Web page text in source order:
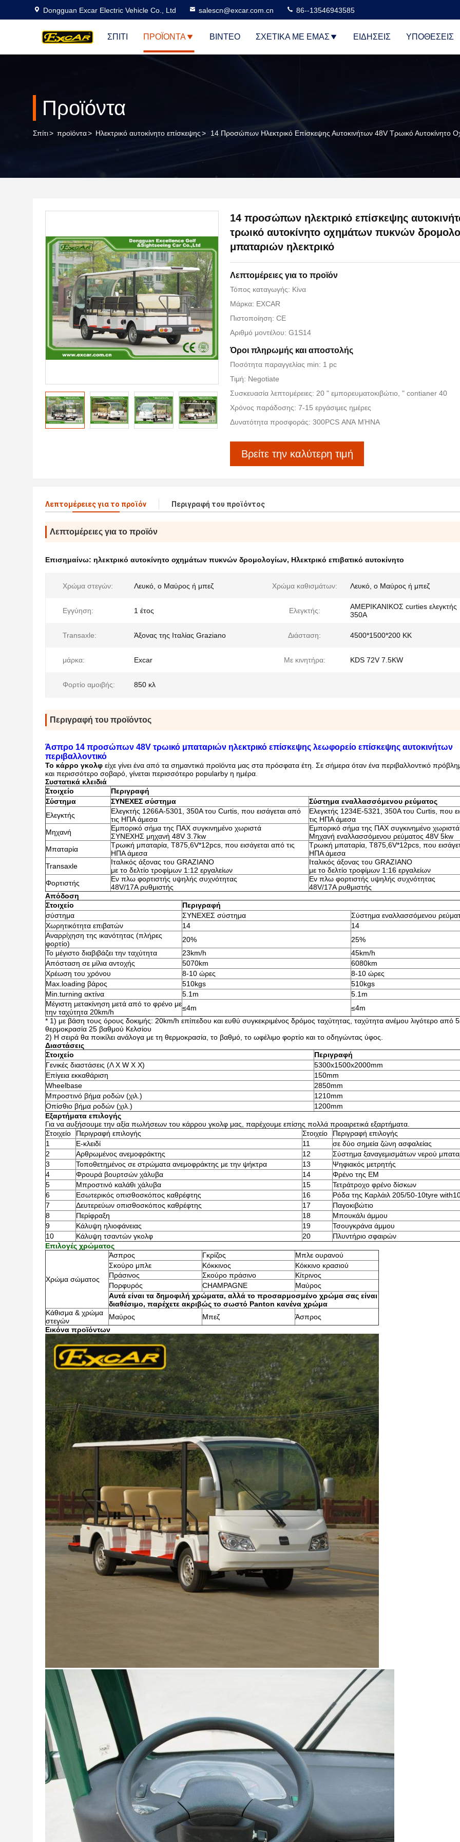
Dongguan Excar Electric Vehicle Co., Ltd salescn@excar.com.cn 86--13546943585
ΣΠΊΤΙ ΠΡΟΪΌΝΤΑ ΒΊΝΤΕΟ ΣΧΕΤΙΚΆ ΜΕ ΕΜΆΣ ΕΙΔΉΣΕΙΣ ΥΠΟΘΈΣΕΙΣ
Προϊόντα
Σπίτι> προϊόντα> Ηλεκτρικό αυτοκίνητο επίσκεψης> 14 Προσώπων Ηλεκτρικό Επίσκεψης Αυτοκινήτων 48V Τρωικό Αυτοκίνητο
14 προσώπων ηλεκτρικό επίσκεψης
τρωικό αυτοκίνητο οχημάτων πυκνών
μπαταριών ηλεκτρικό
Λεπτομέρειες για το προϊόν
Τόπος καταγωγής: Κίνα
Μάρκα: EXCAR
Πιστοποίηση: CE
Αριθμό μοντέλου: G1S14
Όροι πληρωμής και αποστολής
Ποσότητα παραγγελίας min: 1 pc
Τιμή: Negotiate
Συσκευασία λεπτομέρειες: 20 " εμπορευματοκιβώτιο, " contianer 40
Χρόνος παράδοσης: 7-15 εργάσιμες ημέρες
Δυνατότητα προσφοράς: 300PCS ΑΝΆ ΜΉΝΑ
Βρείτε την καλύτερη τιμή
Λεπτομέρειες για το προϊόν Περιγραφή του προϊόντος
Λεπτομέρειες για το προϊόν
Επισημαίνω: ηλεκτρικό αυτοκίνητο οχημάτων πυκνών δρομολογίων, Ηλεκτρικό επιβατικό αυτοκίνητο
Χρώμα στεγών: Λευκό, ο Μαύρος ή μπεζ Χρώμα καθισμάτων: Λευκό, ο Μαύρος ή μπεζ
Εγγύηση: 1 έτος Ελεγκτής:
ΑΜΕΡΙΚΑΝΙΚΟΣ curties ελεγκτής
350A
Transaxle: Άξονας της Ιταλίας Graziano Διάσταση: 4500*1500*200 ΚΚ
μάρκα: Excar Με κινητήρα: KDS 72V 7.5KW
Φορτίο αμοιβής: 850 κλ
Περιγραφή του προϊόντος
Άσπρο 14 προσώπων 48V τρωικό μπαταριών ηλεκτρικό επίσκεψης λεωφορείο επίσκεψης αυτοκινήτων
περιβαλλοντικό
Το κάρρο γκολφ είχε γίνει ένα από τα σημαντικά προϊόντα μας στα πρόσφατα έτη. Σε σήμερα όταν ένα περιβαλλοντικό
και περισσότερο σοβαρό, γίνεται περισσότερο popularby η ημέρα
Συστατικά κλειδιά
Στοιχείο
Περιγραφή
Σύστημα
ΣΥΝΕΧΕΣ σύστημα
Σύστημα εναλλασσόμενου ρεύματος
Ελεγκτής
Ελεγκτής 1266A-5301, 350A του Curtis, που εισάγεται από
τις ΗΠΑ άμεσα
Ελεγκτής 1234E-5321, 350A του Curtis, που
τις ΗΠΑ άμεσα
Μηχανή
Εμπορικό σήμα της ΠΑΧ συγκινημένο χωριστά
ΣΥΝΕΧΗΣ μηχανή 48V 3.7kw
Εμπορικό σήμα της ΠΑΧ συγκινημένο χωριστά
Μηχανή εναλλασσόμενου ρεύματος 48V 5kw
Μπαταρία
Τρωική μπαταρία, T875,6V*12pcs, που εισάγεται από τις
ΗΠΑ άμεσα
Τρωική μπαταρία, T875,6V*12pcs, που
ΗΠΑ άμεσα
Transaxle
Ιταλικός άξονας του GRAZIANO
με το δελτίο τροφίμων 1:12 εργαλείων
Ιταλικός άξονας του GRAZIANO
με το δελτίο τροφίμων 1:16 εργαλείων
Φορτιστής
Εν πλω φορτιστής υψηλής συχνότητας
48V/17A ρυθμιστής
Εν πλω φορτιστής υψηλής συχνότητας
48V/17A ρυθμιστής
Απόδοση
Στοιχείο
Περιγραφή
σύστημα
ΣΥΝΕΧΕΣ σύστημα
Σύστημα εναλλασσόμενου
Χωρητικότητα επιβατών
14
14
Αναρρίχηση της ικανότητας (πλήρες
φορτίο)
20%
25%
Το μέγιστο διαβιβάζει την ταχύτητα
23km/h
45km/h
Απόσταση σε μίλια αντοχής
5070km
6080km
Χρέωση του χρόνου
8-10 ώρες
8-10 ώρες
Max.loading βάρος
510kgs
510kgs
Min.turning ακτίνα
5.1m
5.1m
Μέγιστη μετακίνηση μετά από το φρένο με
την ταχύτητα 20km/h
≤4m
≤4m
* 1) με βάση τους όρους δοκιμής: 20km/h επίπεδου και ευθύ συγκεκριμένος δρόμος ταχύτητας, ταχύτητα ανέμου λιγότερο από
θερμοκρασία 25 βαθμού Κελσίου
2) Η σειρά θα ποικίλει ανάλογα με τη θερμοκρασία, το βαθμό, το ωφέλιμο φορτίο και το οδηγώντας ύφος.
Διαστάσεις
Στοιχείο
Περιγραφή
Γενικές διαστάσεις (Λ Χ W Χ Χ)
5300x1500x2000mm
Επίγεια εκκαθάριση
150mm
Wheelbase
2850mm
Μπροστινό βήμα ροδών (χιλ.)
1210mm
Οπίσθιο βήμα ροδών (χιλ.)
1200mm
Εξαρτήματα επιλογής
Για να αυξήσουμε την αξία πωλήσεων του κάρρου γκολφ μας, παρέχουμε επίσης πολλά προαιρετικά εξαρτήματα.
Στοιχείο
Περιγραφή επιλογής Στοιχείο
Περιγραφή επιλογής
1
Ε-κλειδί 11
σε δύο σημεία ζώνη ασφαλείας
2
Αρθρωμένος ανεμοφράκτης 12
Σύστημα ξαναγεμισμάτων νερού
3
Τοποθετημένος σε στρώματα ανεμοφράκτης με την ψήκτρα 13
Ψηφιακός μετρητής
4
Φρουρά βουρτσών χάλυβα 14
Φρένο της EM
5
Μπροστινό καλάθι χάλυβα 15
Τετράτροχο φρένο δίσκων
6
Εσωτερικός οπισθοσκόπος καθρέφτης 16
Ρόδα της Καρλάιλ 205/50-10tyre
7
Δευτερεύων οπισθοσκόπος καθρέφτης 17
Παγοκιβώτιο
8
Περίφραξη 18
Μπουκάλι άμμου
9
Κάλυψη ηλιοφάνειας 19
Τσουγκράνα άμμου
10
Κάλυψη τσαντών γκολφ 20
Πλυντήριο σφαιρών
Επιλογές χρώματος
Χρώμα σώματος
Άσπρος Γκρίζος
Μπλε ουρανού
Σκούρο μπλε
Κόκκινος
Κόκκινο κρασιού
Πράσινος
Σκούρο πράσινο
Κίτρινος
Πορφυρός
CHAMPAGNE
Μαύρος
Αυτά είναι τα δημοφιλή χρώματα, αλλά το προσαρμοσμένο χρώμα σας είναι
διαθέσιμο, παρέχετε ακριβώς το σωστό Panton κανένα χρώμα
Κάθισμα & χρώμα
στεγών
Μαύρος Μπεζ
Άσπρος
Εικόνα προϊόντων